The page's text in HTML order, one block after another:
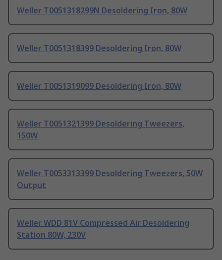
Weller T0051318299N Desoldering Iron, 80W
Weller T0051318399 Desoldering Iron, 80W
Weller T0051319099 Desoldering Iron, 80W
Weller T0051321399 Desoldering Tweezers,
150W
Weller T0053313399 Desoldering Tweezers, 50W
Output
Weller WDD 81V Compressed Air Desoldering
Station 80W, 230V